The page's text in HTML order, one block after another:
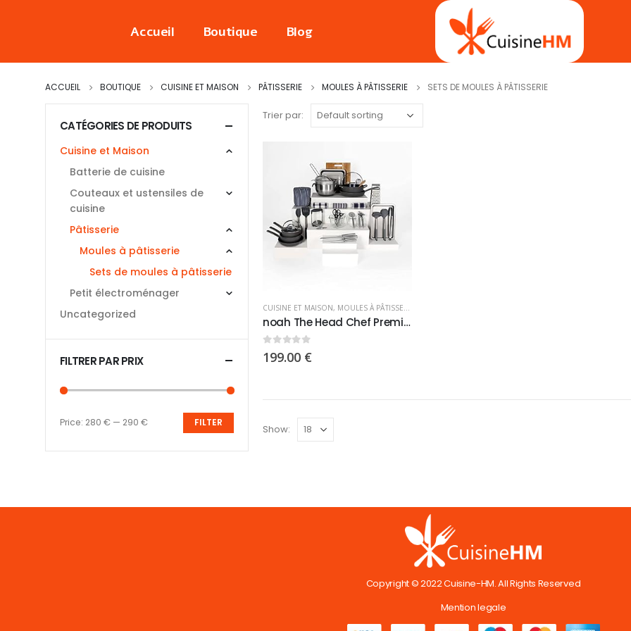
Accueil Boutique Blog
ACCUEIL BOUTIQUE CUISINE ET MAISON PÂTISSERIE MOULES À PÂTISSERIE SETS DE MOULES À PÂTISSERIE
Trier par:
CUISINE ET MAISON, MOULES À PÂTISSERIE
noah The Head Chef Premium Kit de démarrage de cuisine – Idéal pour les déménageurs et les étudiants – Équipement de…
0sur 5
199.00 €
Show:
CATÉGORIES DE PRODUITS
Cuisine et Maison
Batterie de cuisine
Couteaux et ustensiles de
cuisine
Pâtisserie
Moules à pâtisserie
Sets de moules à pâtisserie
Petit électroménager
Uncategorized
FILTRER PAR PRIX
FILTER
Price: 280 € — 290 €
Copyright © 2022 Cuisine-HM. All Rights Reserved
Mention legale